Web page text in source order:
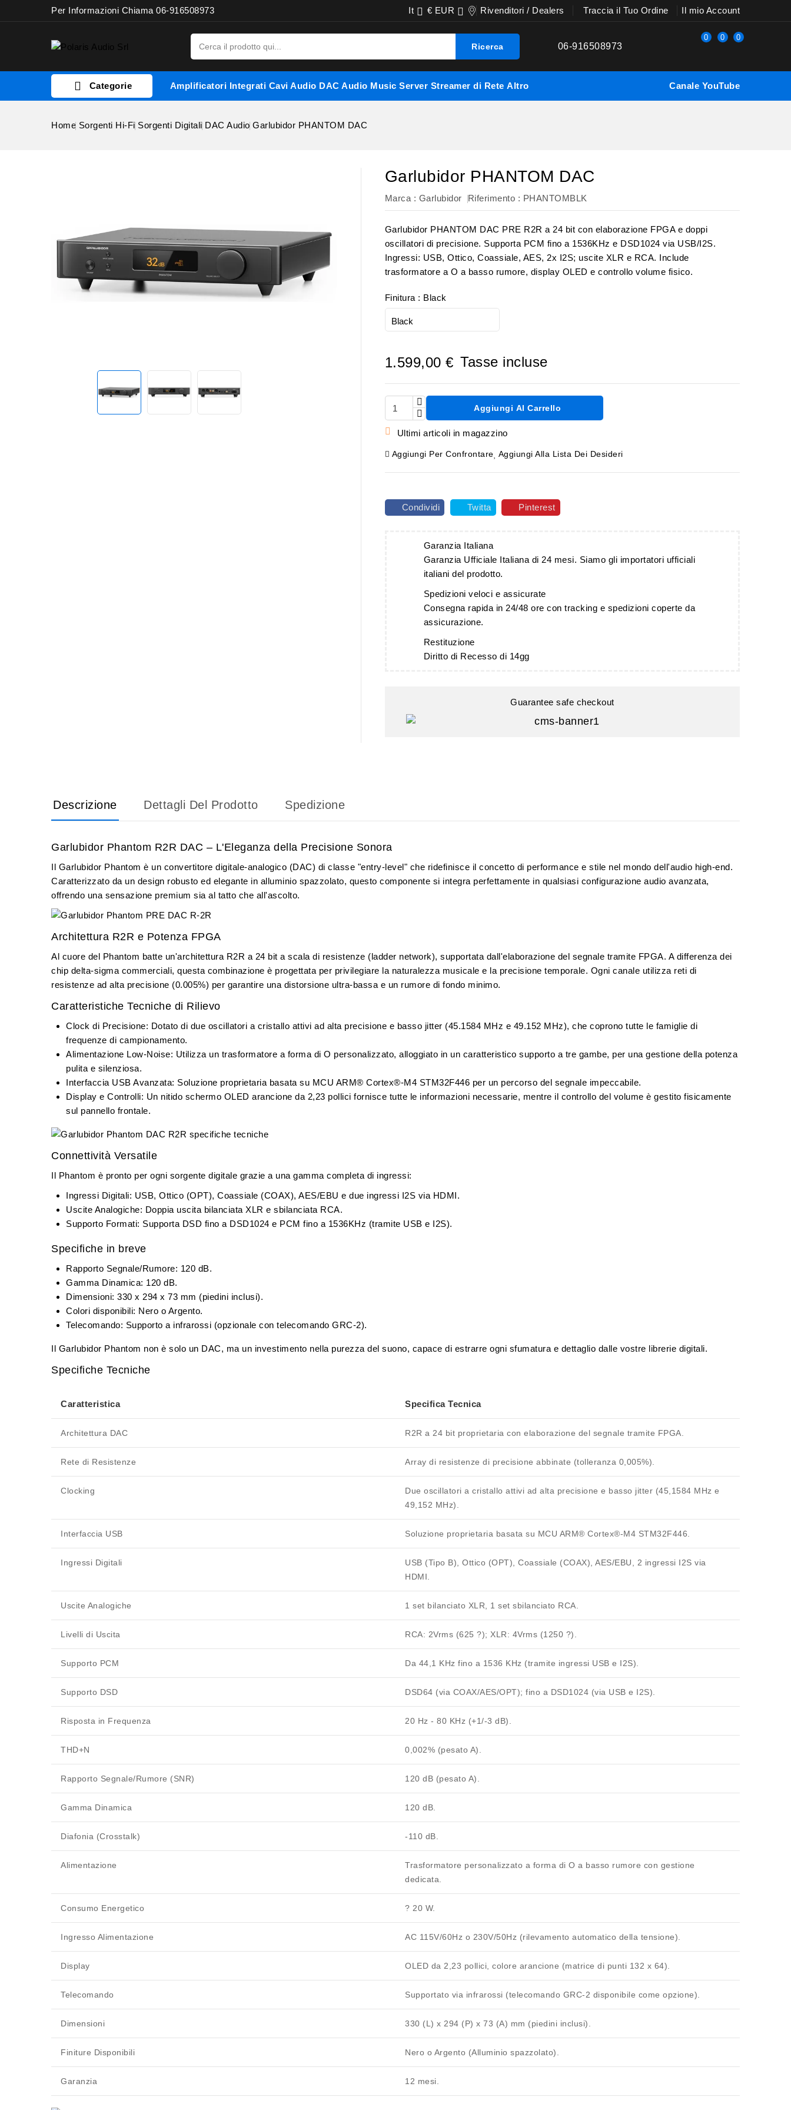
Per Informazioni Chiama 06-916508973 It  € EUR  Rivenditori / Dealers Traccia il Tuo Ordine Il mio Account
Ricerca 06-916508973
0 0 0
 Categorie Amplificatori Integrati Cavi Audio DAC Audio Music Server Streamer di Rete Altro Canale YouTube
Home Sorgenti Hi-Fi Sorgenti Digitali DAC Audio Garlubidor PHANTOM DAC
Garlubidor PHANTOM DAC
Marca : Garlubidor Riferimento : PHANTOMBLK
Garlubidor PHANTOM DAC PRE R2R a 24 bit con elaborazione FPGA e doppi
oscillatori di precisione. Supporta PCM fino a 1536KHz e DSD1024 via USB/I2S.
Ingressi: USB, Ottico, Coassiale, AES, 2x I2S; uscite XLR e RCA. Include
trasformatore a O a basso rumore, display OLED e controllo volume fisico.
Finitura : Black
1.599,00 € Tasse incluse
Aggiungi Al Carrello
 Ultimi articoli in magazzino
Aggiungi Per Confrontare Aggiungi Alla Lista Dei Desideri
Condividi Twitta Pinterest
Garanzia Italiana
Garanzia Ufficiale Italiana di 24 mesi. Siamo gli importatori ufficiali
italiani del prodotto.
Spedizioni veloci e assicurate
Consegna rapida in 24/48 ore con tracking e spedizioni coperte da
assicurazione.
Restituzione
Diritto di Recesso di 14gg
Guarantee safe checkout
Descrizione Dettagli Del Prodotto Spedizione
Garlubidor Phantom R2R DAC – L'Eleganza della Precisione Sonora
Il Garlubidor Phantom è un convertitore digitale-analogico (DAC) di classe "entry-level" che ridefinisce il concetto di performance e stile nel mondo dell'audio high-end.
Caratterizzato da un design robusto ed elegante in alluminio spazzolato, questo componente si integra perfettamente in qualsiasi configurazione audio avanzata,
offrendo una sensazione premium sia al tatto che all'ascolto.
Architettura R2R e Potenza FPGA
Al cuore del Phantom batte un'architettura R2R a 24 bit a scala di resistenze (ladder network), supportata dall'elaborazione del segnale tramite FPGA. A differenza dei
chip delta-sigma commerciali, questa combinazione è progettata per privilegiare la naturalezza musicale e la precisione temporale. Ogni canale utilizza reti di
resistenze ad alta precisione (0.005%) per garantire una distorsione ultra-bassa e un rumore di fondo minimo.
Caratteristiche Tecniche di Rilievo
Clock di Precisione: Dotato di due oscillatori a cristallo attivi ad alta precisione e basso jitter (45.1584 MHz e 49.152 MHz), che coprono tutte le famiglie di
frequenze di campionamento.
Alimentazione Low-Noise: Utilizza un trasformatore a forma di O personalizzato, alloggiato in un caratteristico supporto a tre gambe, per una gestione della potenza
pulita e silenziosa.
Interfaccia USB Avanzata: Soluzione proprietaria basata su MCU ARM® Cortex®-M4 STM32F446 per un percorso del segnale impeccabile.
Display e Controlli: Un nitido schermo OLED arancione da 2,23 pollici fornisce tutte le informazioni necessarie, mentre il controllo del volume è gestito fisicamente
sul pannello frontale.
Connettività Versatile
Il Phantom è pronto per ogni sorgente digitale grazie a una gamma completa di ingressi:
Ingressi Digitali: USB, Ottico (OPT), Coassiale (COAX), AES/EBU e due ingressi I2S via HDMI.
Uscite Analogiche: Doppia uscita bilanciata XLR e sbilanciata RCA.
Supporto Formati: Supporta DSD fino a DSD1024 e PCM fino a 1536KHz (tramite USB e I2S).
Specifiche in breve
Rapporto Segnale/Rumore: 120 dB.
Gamma Dinamica: 120 dB.
Dimensioni: 330 x 294 x 73 mm (piedini inclusi).
Colori disponibili: Nero o Argento.
Telecomando: Supporto a infrarossi (opzionale con telecomando GRC-2).
Il Garlubidor Phantom non è solo un DAC, ma un investimento nella purezza del suono, capace di estrarre ogni sfumatura e dettaglio dalle vostre librerie digitali.
Specifiche Tecniche
Caratteristica Specifica Tecnica
Architettura DAC R2R a 24 bit proprietaria con elaborazione del segnale tramite FPGA
Rete di Resistenze Array di resistenze di precisione abbinate (tolleranza 0,005%).
Clocking
Due oscillatori a cristallo attivi ad alta precisione e basso jitter (45,1584 MHz e
49,152 MHz).
Interfaccia USB Soluzione proprietaria basata su MCU ARM® Cortex®-M4 STM32F446
Ingressi Digitali
USB (Tipo B), Ottico (OPT), Coassiale (COAX), AES/EBU, 2 ingressi I2S via
HDMI.
Uscite Analogiche 1 set bilanciato XLR , 1 set sbilanciato RCA
Livelli di Uscita RCA: 2Vrms (625 ?); XLR: 4Vrms (1250 ?).
Supporto PCM Da 44,1 KHz fino a 1536 KHz (tramite ingressi USB e I2S).
Supporto DSD DSD64 (via COAX/AES/OPT); fino a DSD1024 (via USB e I2S).
Risposta in Frequenza 20 Hz - 80 KHz (+1/-3 dB).
THD+N 0,002% (pesato A).
Rapporto Segnale/Rumore (SNR) 120 dB (pesato A).
Gamma Dinamica 120 dB.
Diafonia (Crosstalk) -110 dB.
Alimentazione Trasformatore personalizzato a forma di O a basso rumore con gestione
dedicata.
Consumo Energetico ? 20 W.
Ingresso Alimentazione AC 115V/60Hz o 230V/50Hz (rilevamento automatico della tensione).
Display OLED da 2,23 pollici , colore arancione (matrice di punti 132 x 64).
Telecomando Supportato via infrarossi (telecomando GRC-2 disponibile come opzione).
Dimensioni 330 (L) x 294 (P) x 73 (A) mm (piedini inclusi).
Finiture Disponibili Nero o Argento (Alluminio spazzolato).
Garanzia 12 mesi.